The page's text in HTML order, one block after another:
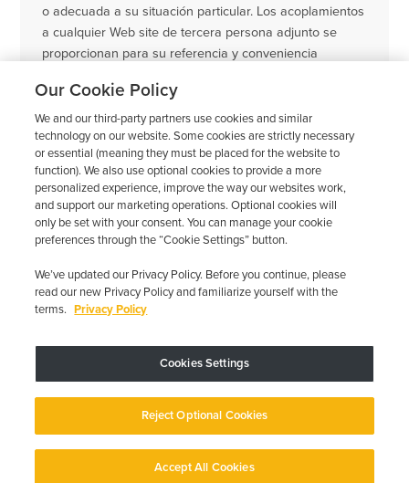
o adecuada a su situación particular. Los acoplamientos
a cualquier Web site de tercera persona adjunto se
proporcionan para su referencia y conveniencia
endosa tales sitios de tercera persona o su exactitud o
confiabilidad. RoadGuard Interlock niega expresamente
toda la responsabilidad con respecto a todo el
contenido, materiales, e información, y con respecto a
las acciones tomadas o no tomadas en confianza en tal.
El contenido se proporciona "tal cual"; no se hace
ninguna representación que el contenido esté libre de
errores.
Archivado en:Ignición Interlock Información
El dispositivo puede variar según los requisitos estatales; se aplican
Política de privacidad Sus opciones de privacidad
accesibilidad Gestionar cookies
Our Cookie Policy
We and our third-party partners use cookies and similar
technology on our website. Some cookies are strictly necessary
or essential (meaning they must be placed for the website to
function). We also use optional cookies to provide a more
personalized experience, improve the way our websites work,
and support our marketing operations. Optional cookies will
only be set with your consent. You can manage your cookie
preferences through the “Cookie Settings” button.
We’ve updated our Privacy Policy. Before you continue, please
read our new Privacy Policy and familiarize yourself with the
terms. Privacy Policy
Cookies Settings
Reject Optional Cookies
Accept All Cookies